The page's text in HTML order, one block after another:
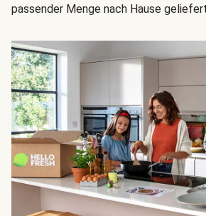
passender Menge nach Hause